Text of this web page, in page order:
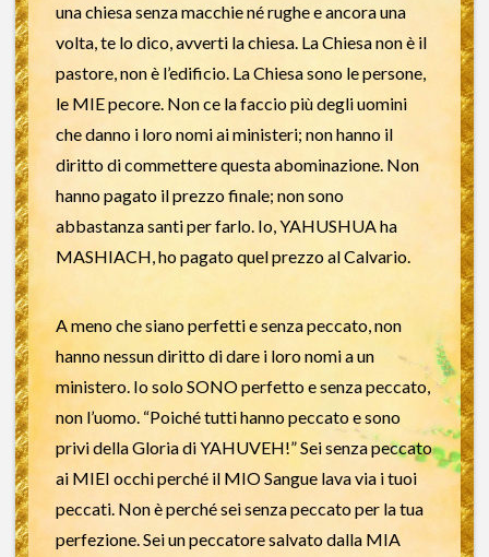
una chiesa senza macchie né rughe e ancora una
volta, te lo dico, avverti la chiesa. La Chiesa non è il
pastore, non è l’edificio. La Chiesa sono le persone,
le MIE pecore. Non ce la faccio più degli uomini
che danno i loro nomi ai ministeri; non hanno il
diritto di commettere questa abominazione. Non
hanno pagato il prezzo finale; non sono
abbastanza santi per farlo. Io, YAHUSHUA ha
MASHIACH, ho pagato quel prezzo al Calvario.
A meno che siano perfetti e senza peccato, non
hanno nessun diritto di dare i loro nomi a un
ministero. Io solo SONO perfetto e senza peccato,
non l’uomo. “Poiché tutti hanno peccato e sono
privi della Gloria di YAHUVEH!” Sei senza peccato
ai MIEI occhi perché il MIO Sangue lava via i tuoi
peccati. Non è perché sei senza peccato per la tua
perfezione. Sei un peccatore salvato dalla MIA